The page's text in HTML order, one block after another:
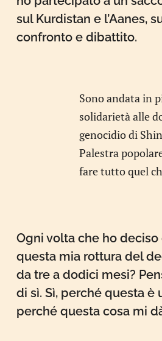
sul Kurdistan e l’Aanes,
confronto e dibattito.
Sono andata in
solidarietà alle
genocidio di
Palestra
fare tutto quel
Ogni volta che ho
questa mia rottura del
da tre a dodici mesi?
di sì. Sì, perché questa
perché questa cosa mi